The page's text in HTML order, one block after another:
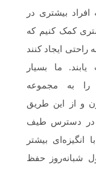
بیشتری در
کمک کنیم که
راحتی ایجاد کنند
ما بسیار
خوشحالیم که Galaxy Watch FE را به مجموعه
و از این طریق
در دسترس طیف
انگیزه‌ای بیشتر
شبانه‌روز حفظ